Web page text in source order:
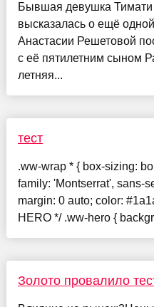
Бывшая девушка
высказалась о ещё
Анастасии Решетовой
с её пятилетним сыном
летняя...
тест
.ww-wrap * { box-sizing:
family: 'Montserrat', sans-
margin: 0 auto; color:
HERO */ .ww-hero {
Золото провалило